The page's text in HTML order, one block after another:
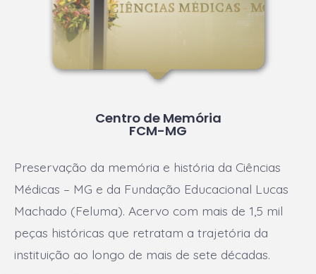
Centro de Memória
FCM-MG
Preservação da memória e história da Ciências
Médicas – MG e da Fundação Educacional Lucas
Machado (Feluma). Acervo com mais de 1,5 mil
peças históricas que retratam a trajetória da
instituição ao longo de mais de sete décadas.